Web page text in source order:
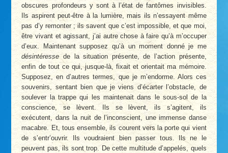
obscures profondeurs y sont à l’état de fantômes invisibles.
Ils aspirent peut-être à la lumière, mais ils n’essayent même
pas d’y remonter ; ils savent que c’est impossible, et que moi,
être vivant et agissant, j’ai autre chose à faire qu’à m’occuper
d’eux. Maintenant supposez qu’à un moment donné je me
désintéressede la situation présente, de l’action présente,
enfin de tout ce qui, jusque-là, fixait et orientait ma mémoire.
Supposez, en d’autres termes, que je m’endorme. Alors ces
souvenirs, sentant bien que je viens d’écarter l’obstacle, de
soulever la trappe qui les maintenait dans le sous-sol de la
conscience, se lèvent. Ils se lèvent, ils s’agitent, ils
exécutent, dans la nuit de l’inconscient, une immense danse
macabre. Et, tous ensemble, ils courent vers la porte qui vient
de s’entr’ouvrir. Ils voudraient bien passer tous. Ils ne le
peuvent pas, ils sont trop. De cette multitude d’appelés, quels